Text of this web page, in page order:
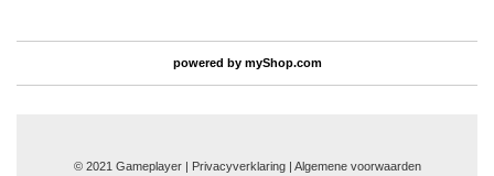
powered by myShop.com
© 2021 Gameplayer | Privacyverklaring | Algemene voorwaarden